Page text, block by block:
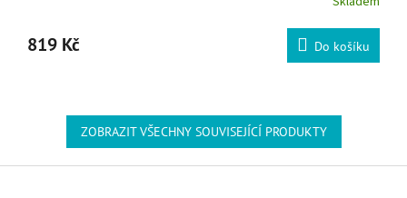
819 Kč Do košíku
ZOBRAZIT VŠECHNY SOUVISEJÍCÍ PRODUKTY